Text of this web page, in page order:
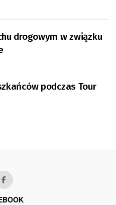
drogowym w związku
podczas Tour